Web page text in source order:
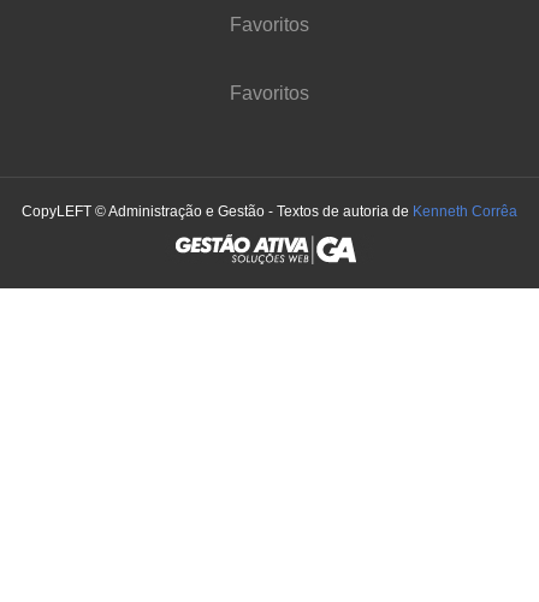
Favoritos
Favoritos
CopyLEFT © Administração e Gestão - Textos de autoria de Kenneth Corrêa